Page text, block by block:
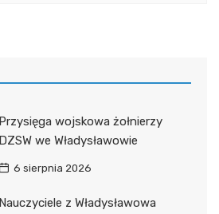
Przysięga wojskowa żołnierzy
DZSW we Władysławowie
6 sierpnia 2026
Nauczyciele z Władysławowa